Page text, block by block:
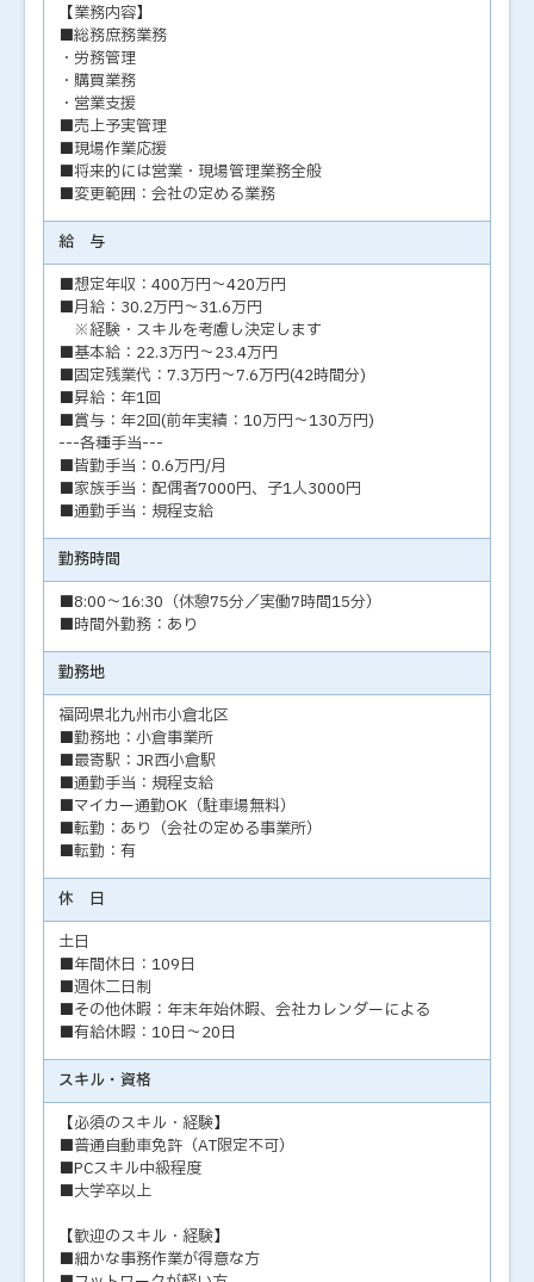
【業務内容】
■総務庶務業務
・労務管理
・購買業務
・営業支援
■売上予実管理
■現場作業応援
■将来的には営業・現場管理業務全般
■変更範囲：会社の定める業務
給 与
■想定年収：400万円～420万円
■月給：30.2万円～31.6万円
※経験・スキルを考慮し決定します
■基本給：22.3万円～23.4万円
■固定残業代：7.3万円～7.6万円(42時間分)
■昇給：年1回
■賞与：年2回(前年実績：10万円～130万円)
---各種手当---
■皆勤手当：0.6万円/月
■家族手当：配偶者7000円、子1人3000円
■通勤手当：規程支給
勤務時間
■8:00～16:30（休憩75分／実働7時間15分）
■時間外勤務：あり
勤務地
福岡県北九州市小倉北区
■勤務地：小倉事業所
■最寄駅：JR西小倉駅
■通勤手当：規程支給
■マイカー通勤OK（駐車場無料）
■転勤：あり（会社の定める事業所）
■転勤：有
休 日
土日
■年間休日：109日
■週休二日制
■その他休暇：年末年始休暇、会社カレンダーによる
■有給休暇：10日～20日
スキル・資格
【必須のスキル・経験】
■普通自動車免許（AT限定不可）
■PCスキル中級程度
■大学卒以上
【歓迎のスキル・経験】
■細かな事務作業が得意な方